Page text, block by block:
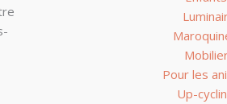
Pour les
Up-